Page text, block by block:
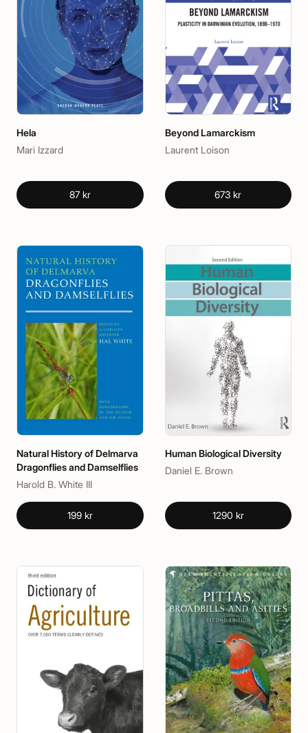
Hela
Mari Izzard
87 kr
Beyond Lamarckism
Laurent Loison
673 kr
Natural History of Delmarva
Dragonflies and Damselflies
Harold B. White III
199 kr
Human Biological Diversity
Daniel E. Brown
1290 kr